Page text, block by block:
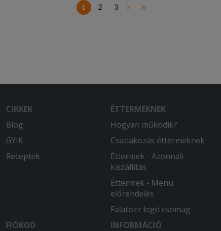
1 2 3
CIKKEK
Blog
GYIK
Receptek
ÉTTERMEKNEK
Hogyan működik?
Csatlakozás éttermeknek
Éttermek - Azonnali
kiszállítás
Éttermek - Menü
előrendelés
Falatozz logó csomag
FIÓKOD
INFORMÁCIÓ